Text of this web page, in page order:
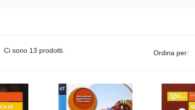
Ci sono 13 prodotti. Ordina per: